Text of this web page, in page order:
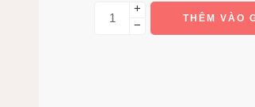
+
−
THÊM VÀO